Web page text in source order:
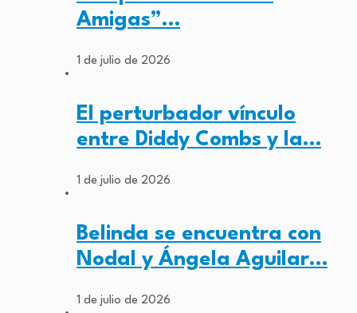
Amigas”…
1 de julio de 2026
El perturbador vínculo
entre Diddy Combs y la…
1 de julio de 2026
Belinda se encuentra con
Nodal y Ángela Aguilar…
1 de julio de 2026